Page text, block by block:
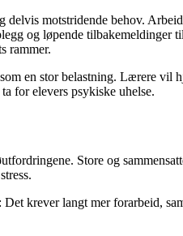
motstridende behov.
og løpende tilbakemeldinger
rammer.
en stor belastning. Lærere vil
for elevers psykiske uhelse.
Store og
krever langt mer forarbeid,